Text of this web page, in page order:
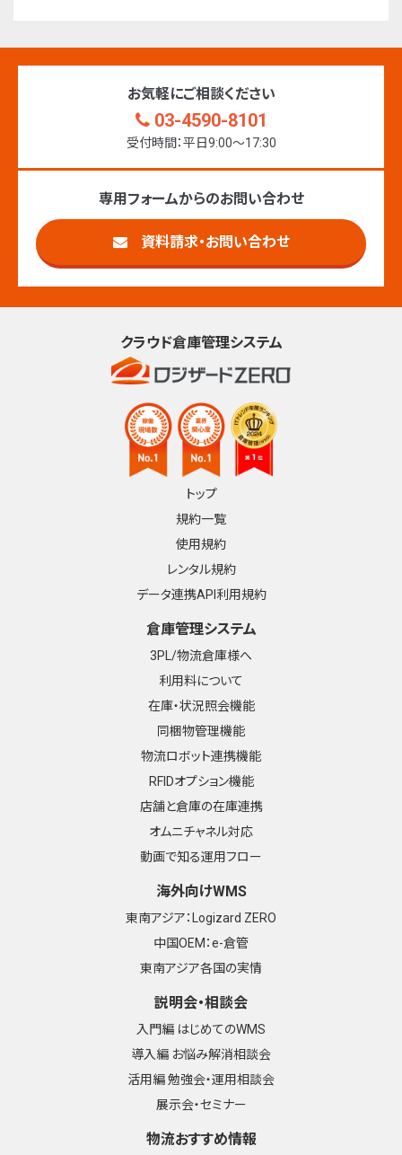
お気軽にご相談ください
03-4590-8101
受付時間：平日9:00〜17:30
専用フォームからのお問い合わせ
資料請求・お問い合わせ
クラウド倉庫管理システム
トップ
規約一覧
使用規約
レンタル規約
データ連携API利用規約
倉庫管理システム
3PL/物流倉庫様へ
利用料について
在庫・状況照会機能
同梱物管理機能
物流ロボット連携機能
RFIDオプション機能
店舗と倉庫の在庫連携
オムニチャネル対応
動画で知る運用フロー
海外向けWMS
東南アジア：Logizard ZERO
中国OEM：e-倉管
東南アジア各国の実情
説明会・相談会
入門編 はじめてのWMS
導入編 お悩み解消相談会
活用編 勉強会・運用相談会
展示会・セミナー
物流おすすめ情報